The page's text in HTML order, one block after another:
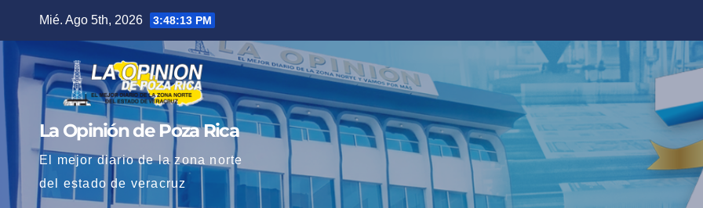
contenido
Mié. Ago 5th, 2026 3:48:14 PM
La Opinión de Poza Rica
El mejor diario de la zona norte
del estado de veracruz